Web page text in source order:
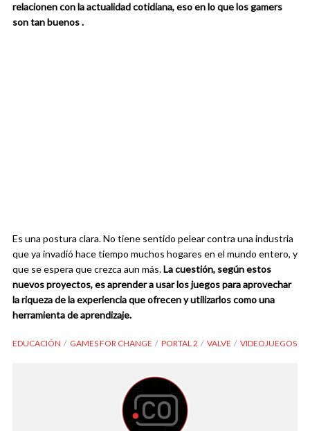
relacionen con la actualidad cotidiana,eso en lo que los gamers
son tan buenos .
Es una postura clara. No tiene sentido pelear contra una industria
que ya invadió hace tiempo muchos hogares en el mundo entero, y
que se espera que crezca aun más.La cuestión, según estos
nuevos proyectos, es aprender a usar los juegos para aprovechar
la riqueza de la experiencia que ofrecen y utilizarlos como una
herramienta de aprendizaje.
EDUCACIÓN GAMES FOR CHANGE PORTAL 2 VALVE VIDEOJUEGOS